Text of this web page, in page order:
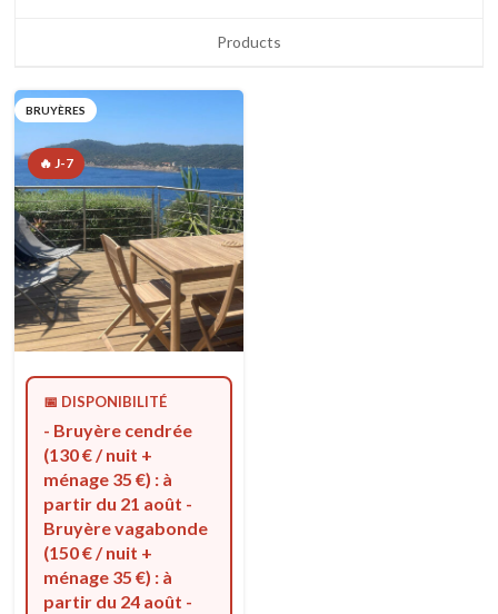
Products
🔥 J-7
BRUYÈRES
📅 DISPONIBILITÉ
- Bruyère cendrée
(130 € / nuit +
ménage 35 €) : à
partir du 21 août -
Bruyère vagabonde
(150 € / nuit +
ménage 35 €) : à
partir du 24 août -